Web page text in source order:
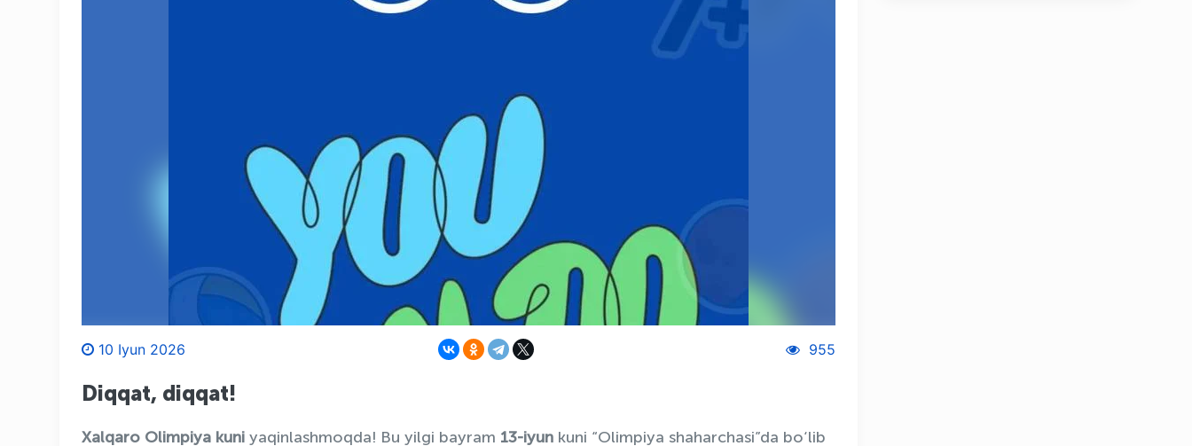
10 Iyun 2026 955
Diqqat, diqqat!
Xalqaro Olimpiya kuni yaqinlashmoqda! Bu yilgi bayram 13-iyun kuni “Olimpiya shaharchasi”da bo‘lib